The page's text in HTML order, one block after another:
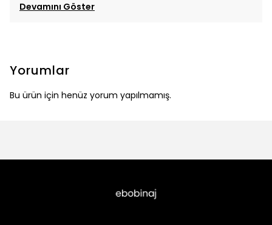
Devamını Göster
Yorumlar
Bu ürün için henüz yorum yapılmamış.